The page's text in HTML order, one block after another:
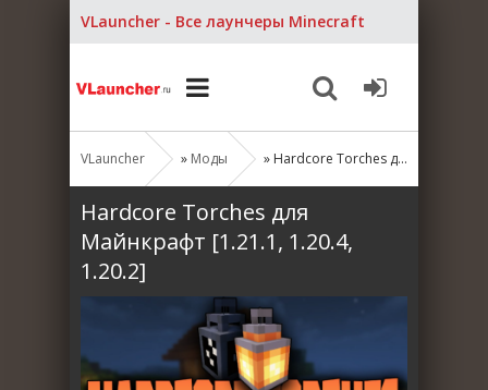
VLauncher - Все лаунчеры Minecraft
VLauncher » Моды » Hardcore Torches для Майнкрафт [1.21.1, 1.20.4, 1.20.2]
Hardcore Torches для
Майнкрафт [1.21.1, 1.20.4,
1.20.2]